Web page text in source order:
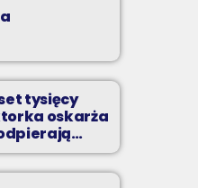
tysięcy
oskarża